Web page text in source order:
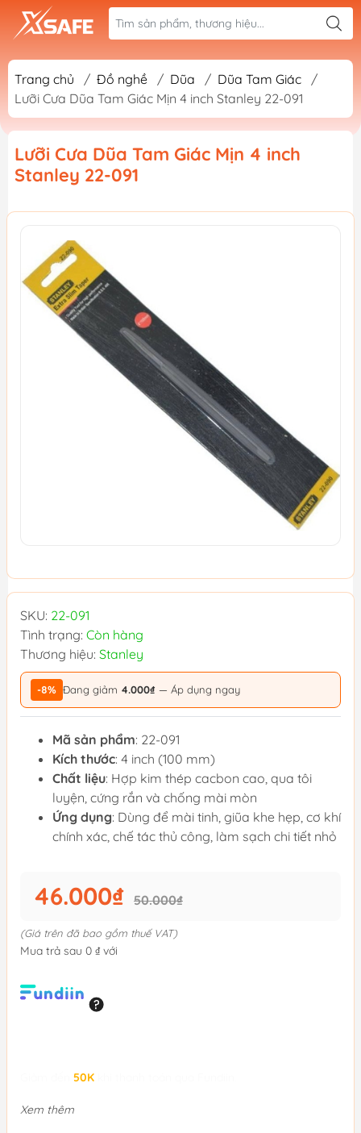
Trang chủ / Đồ nghề / Dũa / Dũa Tam Giác
/
Lưỡi Cưa Dũa Tam Giác Mịn 4 inch Stanley 22-091
Lưỡi Cưa Dũa Tam Giác Mịn 4 inch
Stanley 22-091
SKU: 22-091
Tình trạng: Còn hàng
Thương hiệu: Stanley
-8% Đang giảm 4.000₫ — Áp dụng ngay
Mã sản phẩm: 22-091
Kích thước: 4 inch (100 mm)
Chất liệu: Hợp kim thép cacbon cao, qua tôi
luyện, cứng rắn và chống mài mòn
Ứng dụng: Dùng để mài tinh, giũa khe hẹp, cơ khí
chính xác, chế tác thủ công, làm sạch chi tiết nhỏ
46.000₫ 50.000₫
(Giá trên đã bao gồm thuế VAT)
Mua trả sau 0 ₫ với
50K
Xem thêm